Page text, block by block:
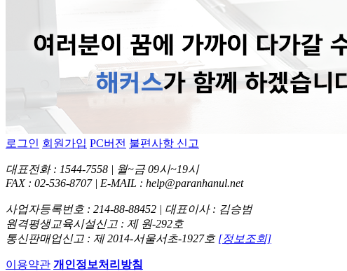
로그인 회원가입 PC버전 불편사항 신고
대표전화 : 1544-7558 | 월~금 09시~19시
FAX : 02-536-8707 | E-MAIL : help@paranhanul.net
사업자등록번호 : 214-88-88452 | 대표이사 : 김승범
원격평생교육시설신고 : 제 원-292호
통신판매업신고 : 제 2014-서울서초-1927호 [정보조회]
이용약관 개인정보처리방침